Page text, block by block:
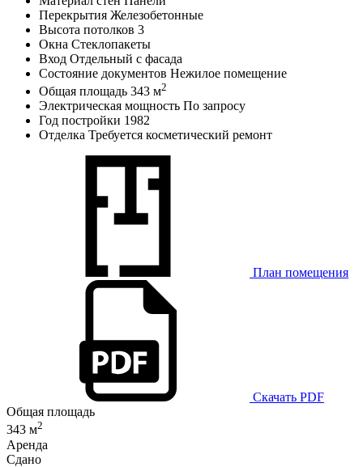
Перекрытия Железобетонные
Высота потолков 3
Окна Стеклопакеты
Вход Отдельный с фасада
Состояние документов Нежилое помещение
Общая площадь 343 м2
Электрическая мощность По запросу
Год постройки 1982
Отделка Требуется косметический ремонт
План помещения
Скачать PDF
Общая площадь
343 м2
Аренда
Сдано